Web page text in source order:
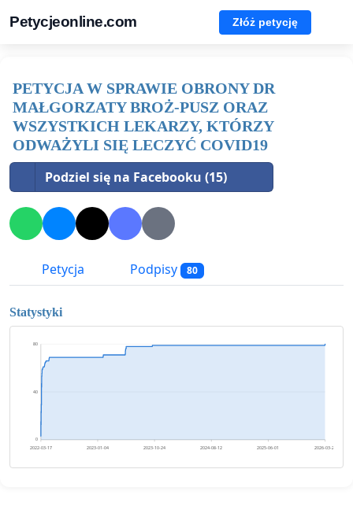
Petycjeonline.com Złóż petycję
PETYCJA W SPRAWIE OBRONY DR
MAŁGORZATY BROŻ-PUSZ ORAZ
WSZYSTKICH LEKARZY, KTÓRZY
ODWAŻYLI SIĘ LECZYĆ COVID19
Podziel się na Facebooku (15)
Petycja Podpisy 80
Statystyki
0
40
80
2022-03-17 2023-01-04 2023-10-24 2024-08-12 2025-06-01 2026-03-21